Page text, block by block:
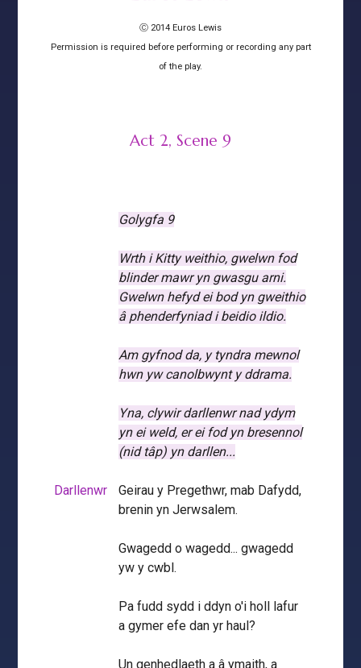
Ⓒ 2014 Euros Lewis
Permission is required before performing or recording any part
of the play.
Act 2, Scene 9
Golygfa 9
Wrth i Kitty weithio, gwelwn fod
blinder mawr yn gwasgu arni.
Gwelwn hefyd ei bod yn gweithio
â phenderfyniad i beidio ildio.
Am gyfnod da, y tyndra mewnol
hwn yw canolbwynt y ddrama.
Yna, clywir darllenwr nad ydym
yn ei weld, er ei fod yn bresennol
(nid tâp) yn darllen...
Darllenwr
Geirau y Pregethwr, mab Dafydd,
brenin yn Jerwsalem.
Gwagedd o wagedd... gwagedd
yw y cwbl.
Pa fudd sydd i ddyn o'i holl lafur
a gymer efe dan yr haul?
Un genhedlaeth a â ymaith, a